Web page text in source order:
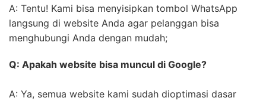
A: Tentu! Kami bisa menyisipkan tombol WhatsApp
langsung di website Anda agar pelanggan bisa
menghubungi Anda dengan mudah;
Q: Apakah website bisa muncul di Google?
A: Ya, semua website kami sudah dioptimasi dasar